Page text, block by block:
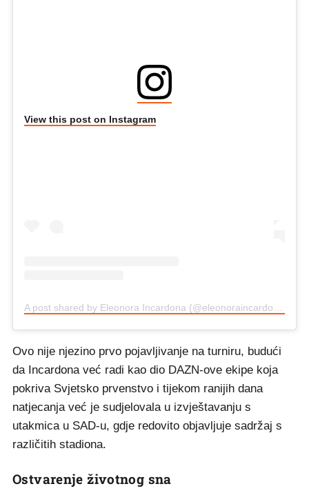
View this post on Instagram
Ovo nije njezino prvo pojavljivanje na turniru, budući
da Incardona već radi kao dio DAZN-ove ekipe koja
pokriva Svjetsko prvenstvo i tijekom ranijih dana
natjecanja već je sudjelovala u izvještavanju s
utakmica u SAD-u, gdje redovito objavljuje sadržaj s
različitih stadiona.
Ostvarenje životnog sna